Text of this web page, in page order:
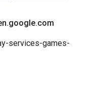
.google.com
services-games-